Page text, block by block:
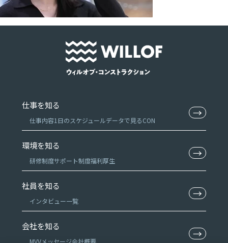
仕事を知る
仕事内容1日のスケジュールデータで見るCON
→
環境を知る
研修制度サポート制度福利厚生
→
社員を知る
インタビュー一覧
→
会社を知る
MVVメッセージ会社概要
→